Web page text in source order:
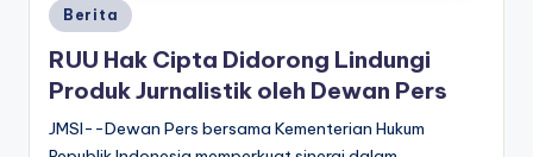
Berita
RUU Hak Cipta Didorong Lindungi
Produk Jurnalistik oleh Dewan Pers
JMSI--Dewan Pers bersama Kementerian Hukum